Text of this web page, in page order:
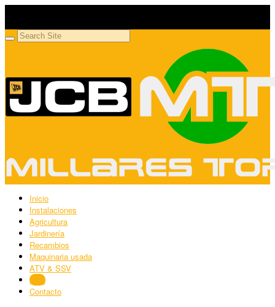
Inicio
Instalaciones
Agricultura
Jardinería
Recambios
Maquinaria usada
ATV & SSV
Blog
Contacto